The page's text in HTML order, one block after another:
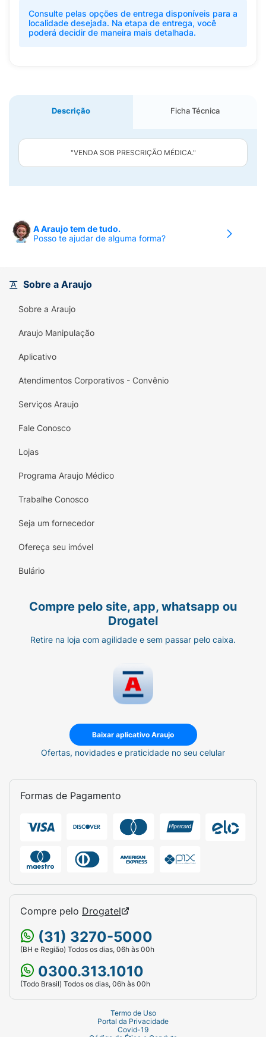
Consulte pelas opções de entrega disponíveis para a
localidade desejada. Na etapa de entrega, você
poderá decidir de maneira mais detalhada.
Descrição Ficha Técnica
"VENDA SOB PRESCRIÇÃO MÉDICA."
A Araujo tem de tudo.
Posso te ajudar de alguma forma?
Sobre a Araujo
Sobre a Araujo
Araujo Manipulação
Aplicativo
Atendimentos Corporativos - Convênio
Serviços Araujo
Fale Conosco
Lojas
Programa Araujo Médico
Trabalhe Conosco
Seja um fornecedor
Ofereça seu imóvel
Bulário
Compre pelo site, app, whatsapp ou
Drogatel
Retire na loja com agilidade e sem passar pelo caixa.
Baixar aplicativo Araujo
Ofertas, novidades e praticidade no seu celular
Formas de Pagamento
Compre pelo Drogatel
(31) 3270-5000
(BH e Região) Todos os dias, 06h às 00h
0300.313.1010
(Todo Brasil) Todos os dias, 06h às 00h
Termo de Uso
Portal da Privacidade
Covid-19